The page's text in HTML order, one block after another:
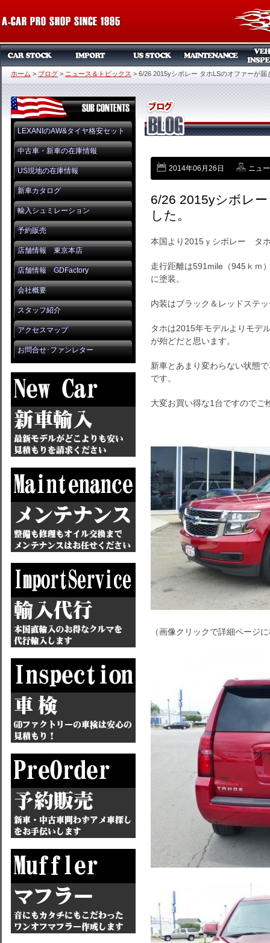
ホーム > ブログ > ニュース＆トピックス > 6/26 2015yシボレー タホLSのオファーが届
LEXANIのAW&タイヤ格安セット
中古車・新車の在庫情報
US現地の在庫情報
新車カタログ
輸入シュミレーション
予約販売
店舗情報 東京本店
店舗情報 GDFactory
会社概要
スタッフ紹介
アクセスマップ
お問合せ･ファンレター
2014年06月26日 ニュ
6/26 2015yシボレ
した。
本国より2015ｙシボレー タ
走行距離は591mile（945ｋｍ
に塗装。
内装はブラック＆レッドステ
タホは2015年モデルよりモデ
が殆どだと思います。
新車とあまり変わらない状態
です。
大変お買い得な1台ですのでご
（画像クリックで詳細ページ